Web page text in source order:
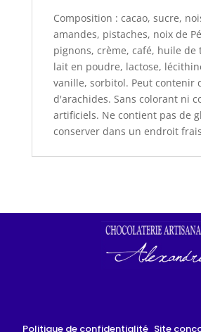
Composition : cacao, sucre,
amandes, pistaches, noix de
pignons, crème, café, huile de
lait en poudre, lactose,
vanille, sorbitol. Peut contenir
d'arachides. Sans colorant ni
artificiels. Ne contient pas de
conserver dans un endroit
Politique de confidentialité Site